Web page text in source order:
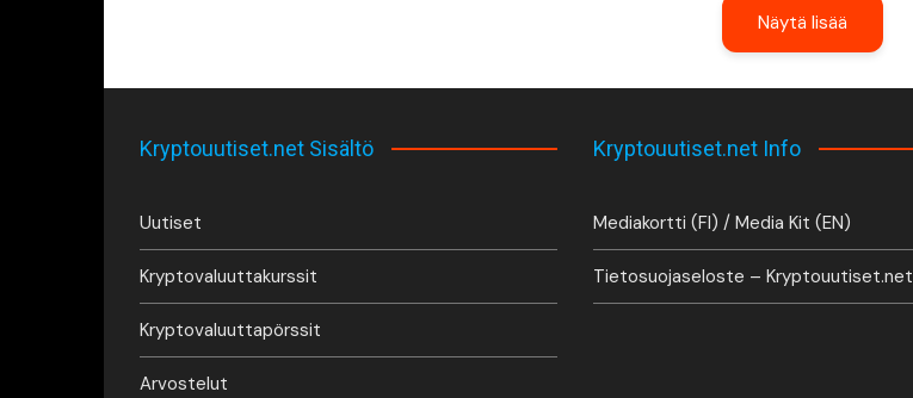
Näytä lisää
Kryptouutiset.net Sisältö
Uutiset
Kryptovaluuttakurssit
Kryptovaluuttapörssit
Arvostelut
Kryptouutiset.net Info
Mediakortti (FI) / Media Kit (EN)
Tietosuojaseloste – Kryptouutiset.net